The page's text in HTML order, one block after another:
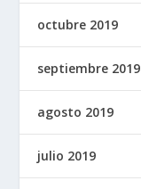
octubre 2019
septiembre 2019
agosto 2019
julio 2019